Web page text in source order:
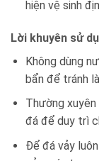
hiện vệ sinh
Lời khuyên sử
Không dùng
bẩn để tránh
Thường
đá để duy trì
Để đá vảy